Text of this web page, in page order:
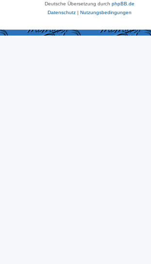
Deutsche Übersetzung durch phpBB.de
Datenschutz| Nutzungsbedingungen